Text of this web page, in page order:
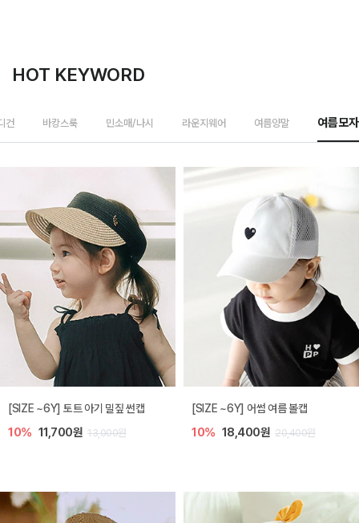
HOT KEYWORD
가디건 바캉스룩 민소매/나시 라운지웨어 여름양말 여
아레 니트 아기 가디건
5% 39,900원 42,000원
노리 니트 아기 가디건
10% 35,100원 39,000원